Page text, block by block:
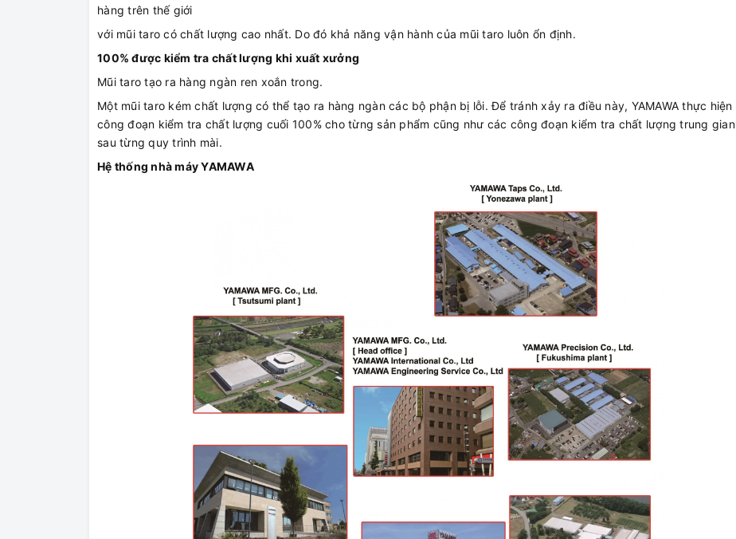
hàng trên thế giới
với mũi taro có chất lượng cao nhất. Do đó khả năng vận hành của mũi taro luôn ổn định.
100% được kiểm tra chất lượng khi xuất xưởng
Mũi taro tạo ra hàng ngàn ren xoắn trong.
Một mũi taro kém chất lượng có thể tạo ra hàng ngàn các bộ phận bị lỗi. Để tránh xảy ra điều này, YAMAWA thực hiện
công đoạn kiểm tra chất lượng cuối 100% cho từng sản phẩm cũng như các công đoạn kiểm tra chất lượng trung gian
sau từng quy trình mài.
Hệ thống nhà máy YAMAWA